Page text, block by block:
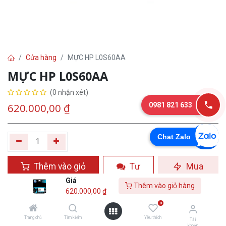
Giá
620.000,00 ₫
Thêm vào giỏ hàng
Trang chủ Tìm kiếm
0
Yêu thích
Tài
Cửa hàng MỰC HP L0S60AA
MỰC HP L0S60AA
(0 nhận xét)
620.000,00 ₫
Thêm vào giỏ
hàng
Tư
Mua
Chat Zalo
0981 821 633